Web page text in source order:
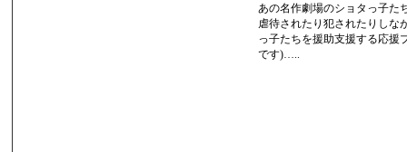
あの名作劇場のショタっ子た
虐待されたり犯されたりしな
っ子たちを援助支援する応援
です)…..